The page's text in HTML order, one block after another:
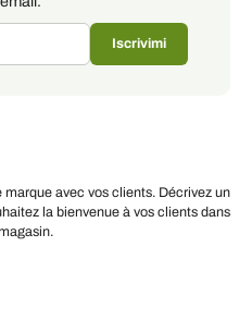
Iscrivimi
avec vos clients. Décrivez un
la bienvenue à vos clients dans